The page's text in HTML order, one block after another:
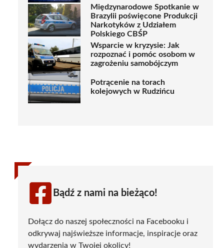
Międzynarodowe Spotkanie w
Brazylii poświęcone Produkcji
Narkotyków z Udziałem
Polskiego CBŚP
Wsparcie w kryzysie: Jak
rozpoznać i pomóc osobom w
zagrożeniu samobójczym
Potrącenie na torach
kolejowych w Rudzińcu
Bądź z nami na bieżąco!
Dołącz do naszej społeczności na Facebooku i
odkrywaj najświeższe informacje, inspiracje oraz
wydarzenia w Twojej okolicy!